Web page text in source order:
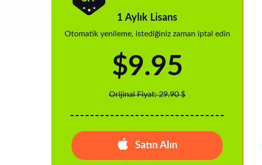
1 Aylık Lisans
Otomatik yenileme, istediğiniz zaman iptal edin
$9.95
Orijinal Fiyat: 29.90 $
Satın Alın